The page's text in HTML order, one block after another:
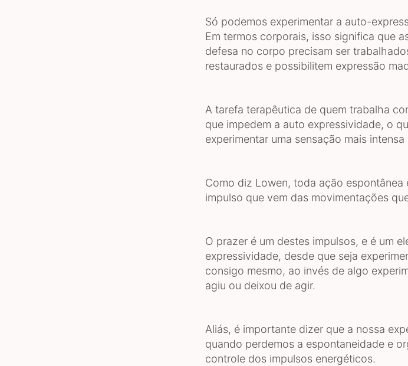
Só podemos experimentar a auto-
Em termos corporais, isso significa que
defesa no corpo precisam ser
restaurados e possibilitem expressão
A tarefa terapêutica de quem trabalha
que impedem a auto expressividade, o
experimentar uma sensação mais
Como diz Lowen, toda ação espontânea
impulso que vem das movimentações
O prazer é um destes impulsos, e é um
expressividade, desde que seja
consigo mesmo, ao invés de algo
agiu ou deixou de agir.
Aliás, é importante dizer que a nossa
quando perdemos a espontaneidade e
controle dos impulsos energéticos.